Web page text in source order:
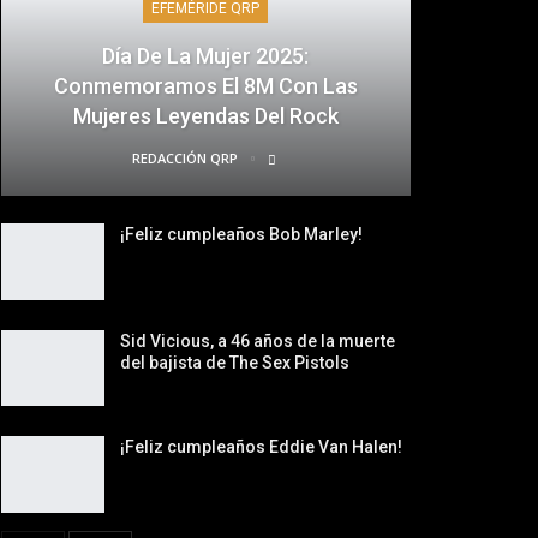
EFEMÉRIDE QRP
Día De La Mujer 2025:
Conmemoramos El 8M Con Las
Mujeres Leyendas Del Rock
REDACCIÓN QRP
¡Feliz cumpleaños Bob Marley!
Sid Vicious, a 46 años de la muerte
del bajista de The Sex Pistols
¡Feliz cumpleaños Eddie Van Halen!